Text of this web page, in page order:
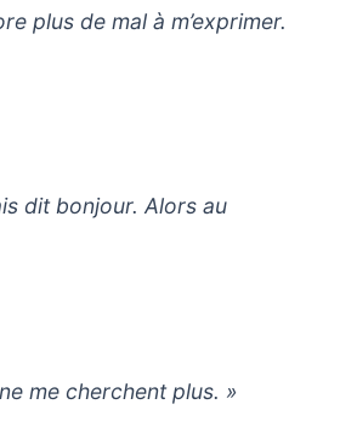
plus de mal à m’exprimer.
dit bonjour. Alors au
me cherchent plus. »